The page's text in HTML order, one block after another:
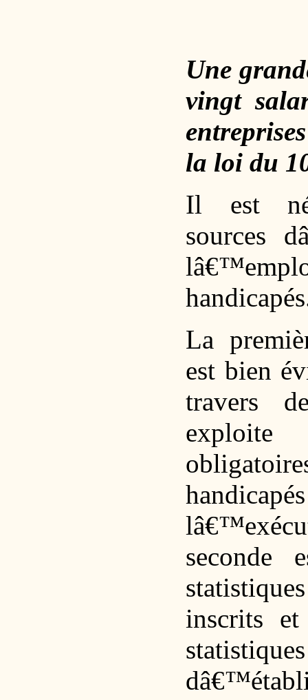
Une
vingt
la loi du
Il est
sources
La
est bien
travers
exploite
seconde
inscrits